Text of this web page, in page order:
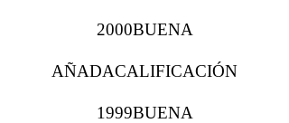
2000BUENA
AÑADACALIFICACIÓN
1999BUENA